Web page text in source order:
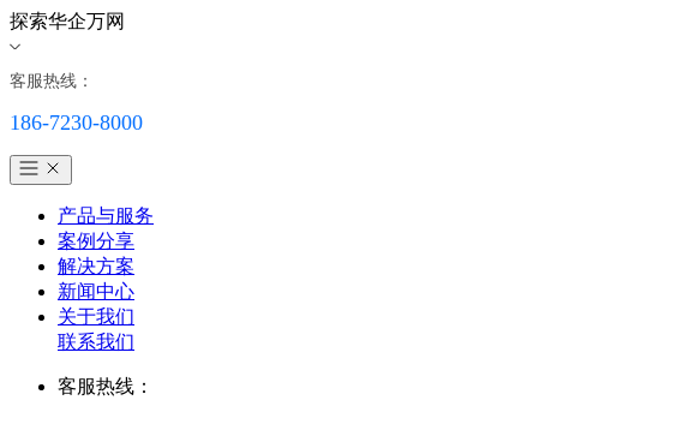
探索华企万网
客服热线：
186-7230-8000
产品与服务
案例分享
解决方案
新闻中心
关于我们
联系我们
客服热线：